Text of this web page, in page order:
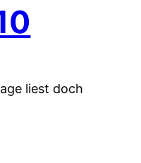
liest doch